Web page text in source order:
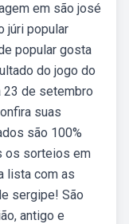
em são josé
júri popular
popular gosta
do jogo do
23 de setembro
suas
são 100%
os sorteios em
lista com as
sergipe! São
antigo e